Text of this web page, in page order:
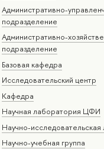
Административно-
подразделение
Административно-
подразделение
Базовая кафедра
Исследовательский центр
Кафедра
Научная лаборатория ЦФИ
Научно-
Научно-учебная группа